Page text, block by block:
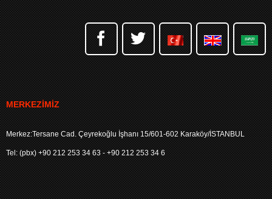
MERKEZIMIZ
Merkez:Tersane Cad. Çeyrekoğlu İşhanı 15/601-602 Karaköy/İSTANBUL
Tel: (pbx) +90 212 253 34 63 - +90 212 253 34 6